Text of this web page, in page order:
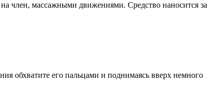
член, массажными движениями. Средство наносится за
обхватите его пальцами и поднимаясь вверх немного